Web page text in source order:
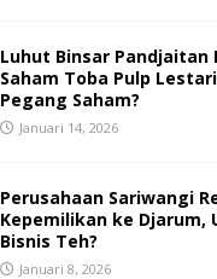
Luhut Binsar Pandjaitan
Saham Toba Pulp
Pegang Saham?
Januari 14, 2026
Perusahaan Sariwangi
Kepemilikan ke Djarum,
Bisnis Teh?
Januari 8, 2026